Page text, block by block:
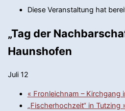
Diese Veranstaltung hat
„Tag der
Haunshofen
Juli 12
« Fronleichnam – Kirchgang
„Fischerhochzeit“ in Tutzing